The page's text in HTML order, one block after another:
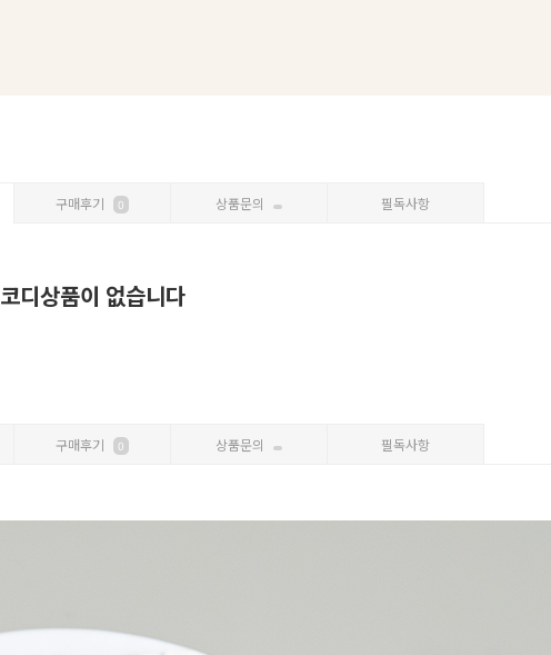
구매후기 0 상품문의 필독사항
코디상품이 없습니다
구매후기 0 상품문의 필독사항